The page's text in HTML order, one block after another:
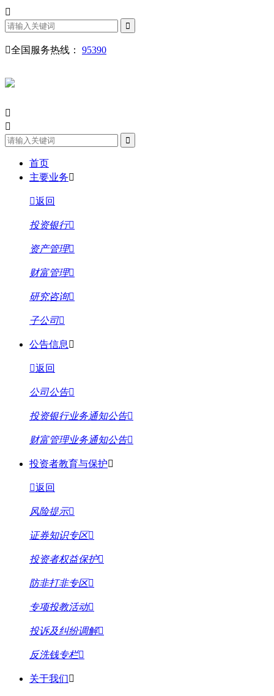
全国服务热线： 95390
首页
主要业务
返回
投资银行
资产管理
财富管理
研究咨询
子公司
公告信息
返回
公司公告
投资银行业务通知公告
财富管理业务通知公告
投资者教育与保护
返回
风险提示
证券知识专区
投资者权益保护
防非打非专区
专项投教活动
投诉及纠纷调解
反洗钱专栏
关于我们